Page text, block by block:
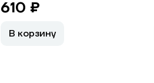
610 ₽
В корзину